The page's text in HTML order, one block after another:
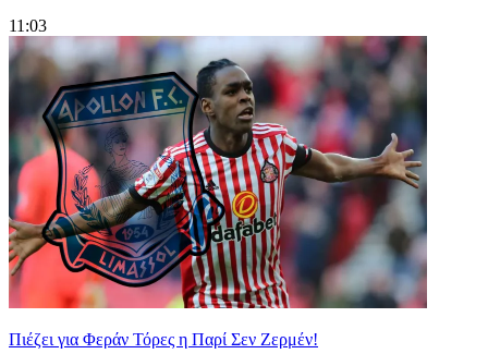
11:03
Πιέζει για Φεράν Τόρες η Παρί Σεν Ζερμέν!